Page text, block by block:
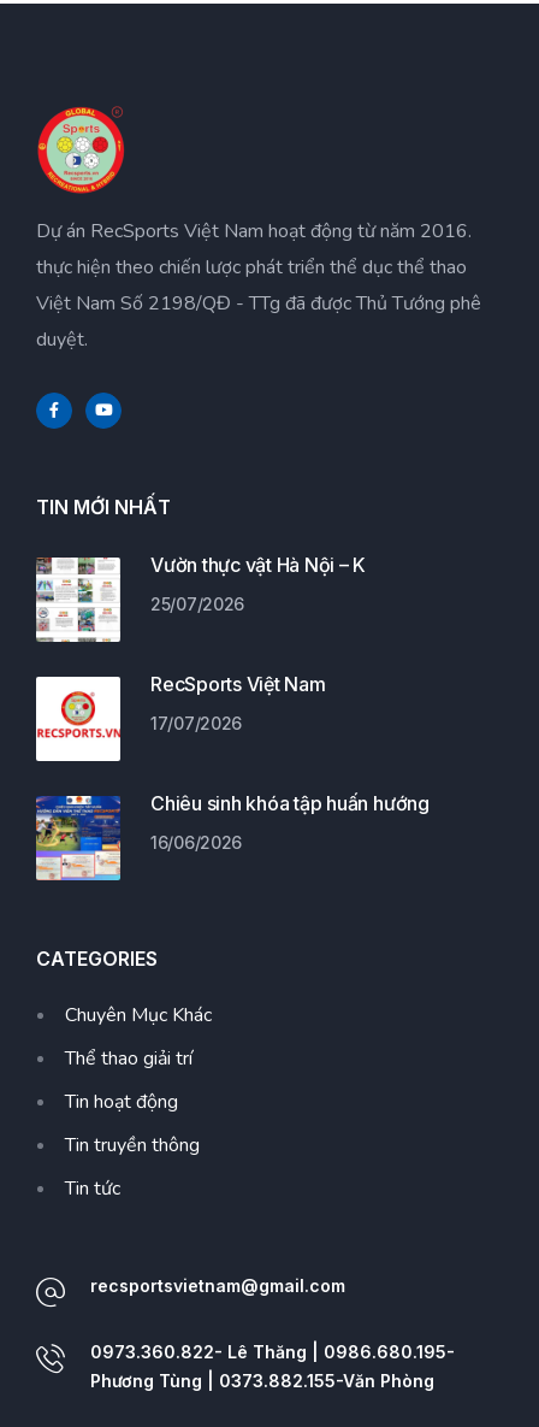
Dự án RecSports Việt Nam hoạt động từ năm 2016.
thực hiện theo chiến lược phát triển thể dục thể thao
Việt Nam Số 2198/QĐ - TTg đã được Thủ Tướng phê
duyệt.
TIN MỚI NHẤT
Vườn thực vật Hà Nội – K
25/07/2026
RecSports Việt Nam
17/07/2026
Chiêu sinh khóa tập huấn hướng
16/06/2026
CATEGORIES
Chuyên Mục Khác
Thể thao giải trí
Tin hoạt động
Tin truyền thông
Tin tức
recsportsvietnam@gmail.com
0973.360.822- Lê Thăng | 0986.680.195-
Phương Tùng | 0373.882.155-Văn Phòng